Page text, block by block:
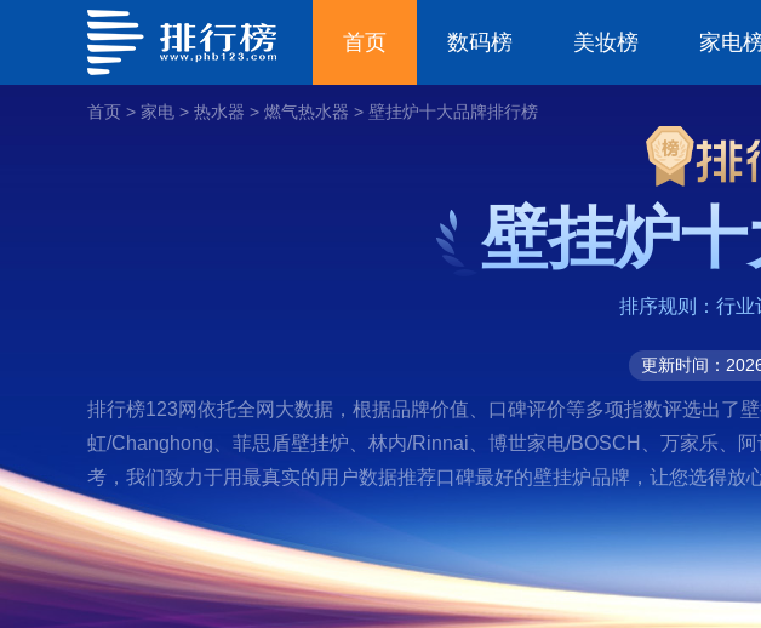
首页 数码榜 美妆榜 家电
首页 > 家电 > 热水器 > 燃气热水器 > 壁挂炉十大品牌排行榜
壁挂炉
排序规则：行
更新时间：
排行榜123网依托全网大数据，根据品牌价值、口碑评价等多项指数评选出了
虹/Changhong、菲思盾壁挂炉、林内/Rinnai、博世家电/BOSCH、万家乐、
考，我们致力于用最真实的用户数据推荐口碑最好的壁挂炉品牌，让您选得放